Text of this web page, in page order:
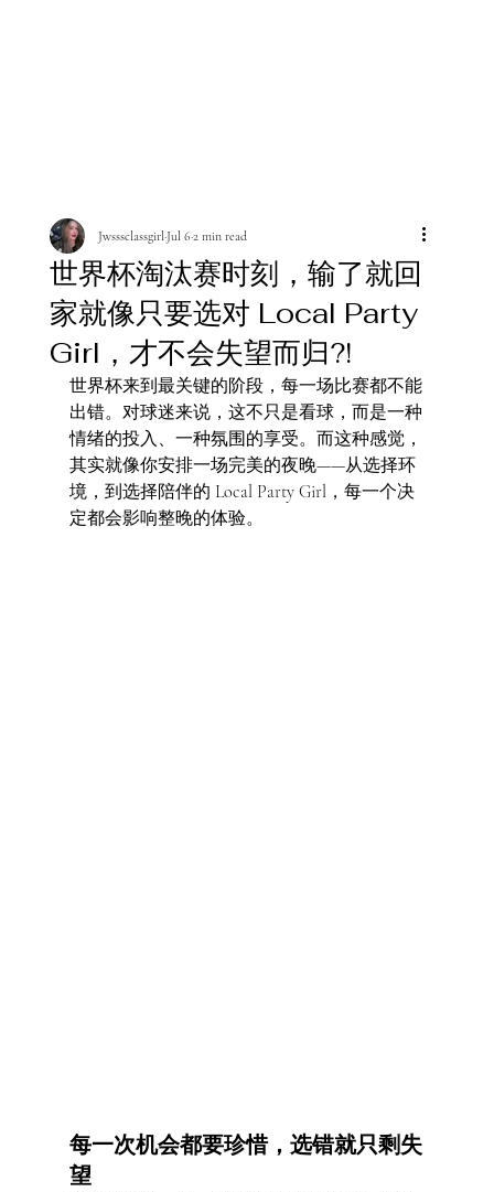
世界杯淘汰赛时刻，输了就回
家就像只要选对 Local Party
Girl，才不会失望而归?!
JwsssclassgirlJul 62 min read
世界杯来到最关键的阶段，每一场比赛都不能
出错。对球迷来说，这不只是看球，而是一种
情绪的投入、一种氛围的享受。而这种感觉，
其实就像你安排一场完美的夜晚——从选择环
境，到选择陪伴的 Local Party Girl，每一个决
定都会影响整晚的体验。
每一次机会都要珍惜，选错就只剩失
望